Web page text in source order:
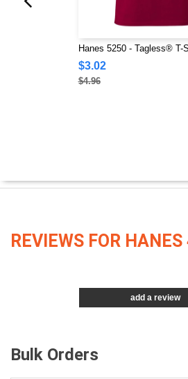
Hanes 5250 - Tagless® T-
$3.02
$4.96
REVIEWS FOR
add a review
Bulk Orders